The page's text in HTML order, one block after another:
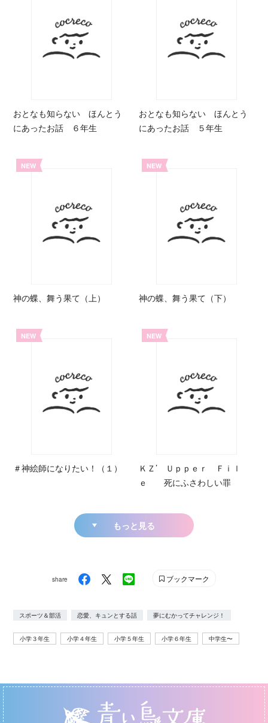
おとなも知らない ほんとう
にあったお話 ６年生
おとなも知らない ほんとう
にあったお話 ５年生
NEW
神の蝶、舞う果て（上）
NEW
神の蝶、舞う果て（下）
NEW
＃神絵師になりたい！（１）
NEW
ＫＺ’ Ｕｐｐｅｒ Ｆｉｌ
ｅ 死にふさわしい罪
もっと見る
share ブックマーク
スポーツ＆部活 恋愛、キュンとする話 夢にむかってチャレンジ！
小学３年生 小学４年生 小学５年生 小学６年生 中学生〜